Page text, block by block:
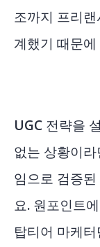
조까지 프리
계했기 때문
UGC 전략을
없는 상황이
임으로 검증
요. 원포인트
탑티어 마케